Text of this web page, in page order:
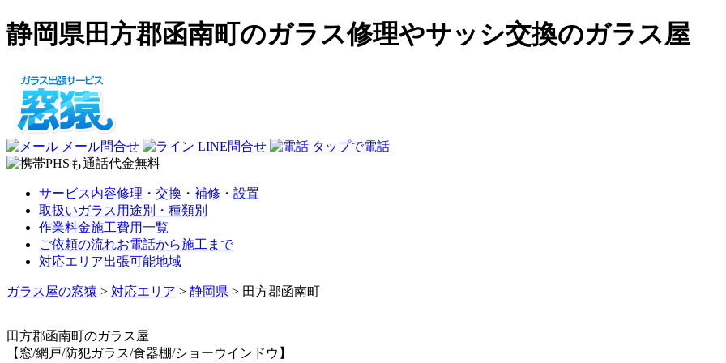
静岡県田方郡函南町のガラス修理やサッシ交換のガラス屋
メール問合せ LINE問合せ タップで電話
サービス内容修理・交換・補修・設置
取扱いガラス 用途別・種類別
作業料金施工費用一覧
ご依頼の流れお電話から施工まで
対応エリア出張可能地域
ガラス屋の窓猿 > 対応エリア > 静岡県 > 田方郡函南町
田方郡函南町のガラス屋
【窓/網戸/防犯ガラス/食器棚/ショーウインドウ】